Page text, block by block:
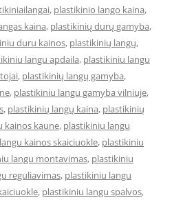
, plastikinio lango kaina,
kaina, plastikinių durų gamyba,
duru kainos, plastikinių langų,
langu apdaila, plastikiniu langu
, plastikinių langų gamyba,
, plastikiniu langu gamyba vilniuje,
, plastikinių langų kaina, plastikinių
kainos kaune, plastikiniu langu
kainos skaiciuokle, plastikiniu
langu montavimas, plastikiniu
reguliavimas, plastikiniu langu
, plastikiniu langu spalvos,